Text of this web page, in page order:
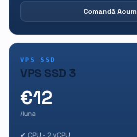
Comandă Acum
VPS SSD
VPS SSD 3
€12
/luna
✔ CPU - 2 vCPU